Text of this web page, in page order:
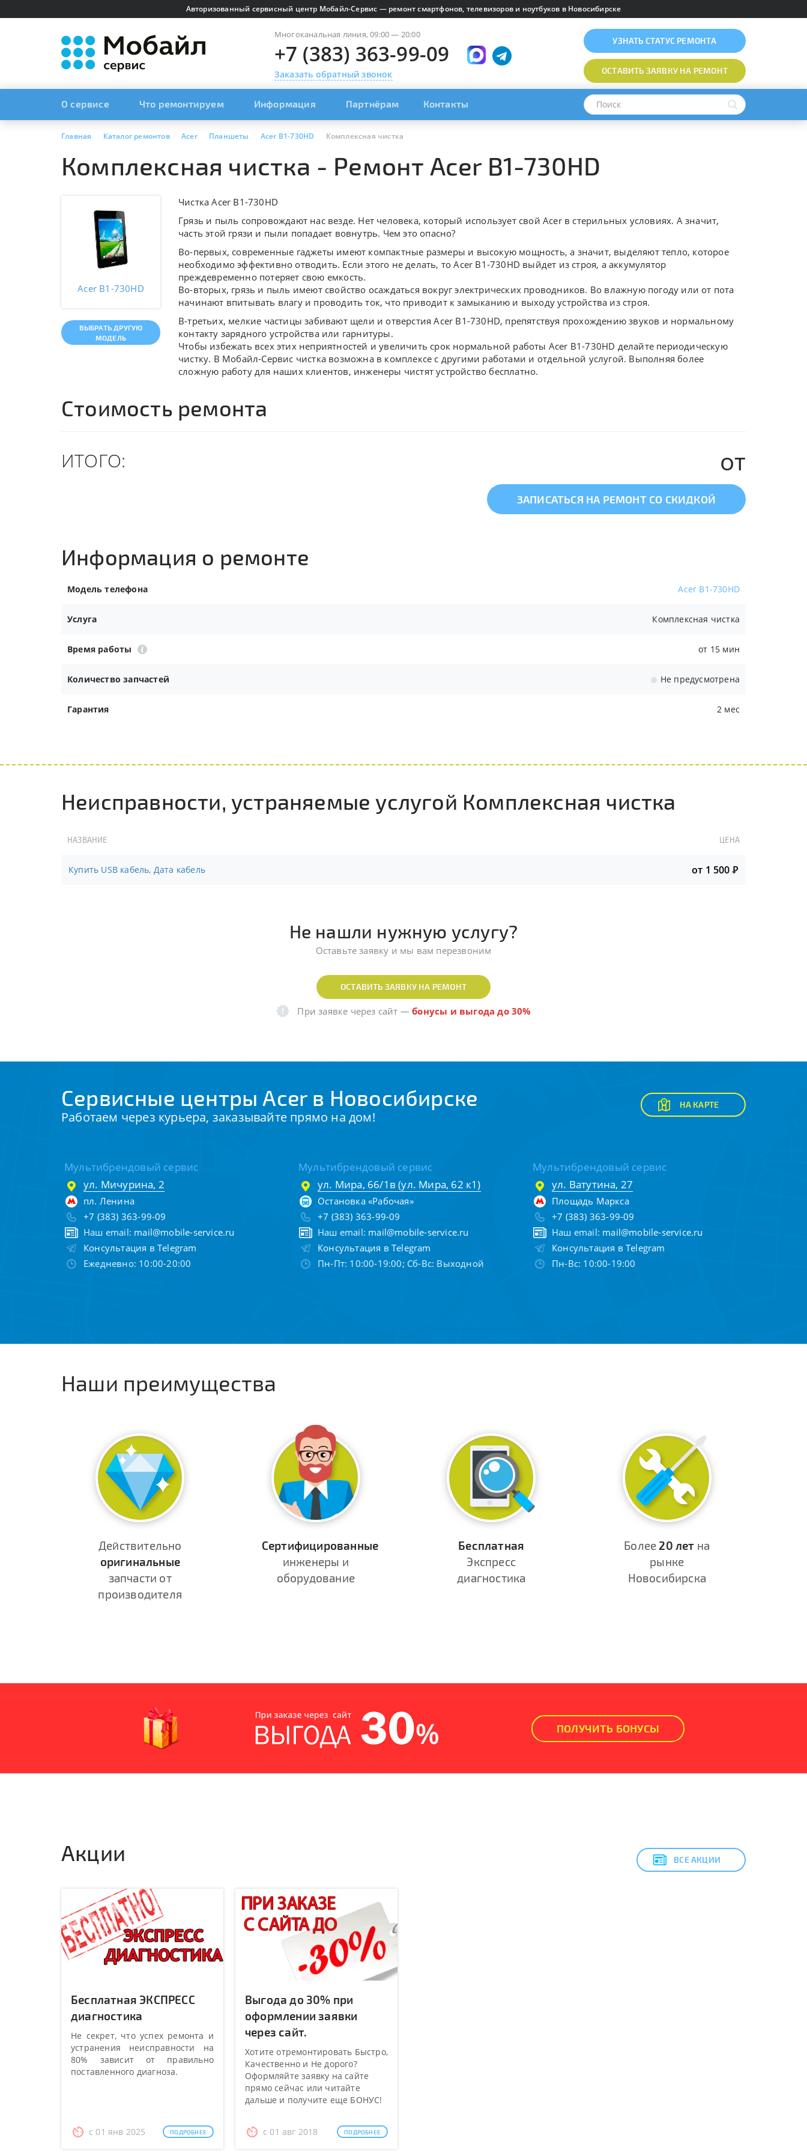
Авторизованный сервисный центр Мобайл-Сервис — ремонт смартфонов, телевизоров и ноутбуков в Новосибирске
Многоканальная линия, 09:00 — 20:00
+7 (383) 363-99-09
Заказать обратный звонок
УЗНАТЬ СТАТУС РЕМОНТА
ОСТАВИТЬ ЗАЯВКУНА РЕМОНТ
О сервисе Что ремонтируем Информация Партнёрам Контакты
Главная Каталог ремонтов Acer Планшеты Acer B1-730HD Комплексная чистка
Комплексная чистка - Ремонт Acer B1-730HD
Acer B1-730HD
ВЫБРАТЬ ДРУГУЮ
МОДЕЛЬ
Чистка Acer B1-730HD
Грязь и пыль сопровождают нас везде. Нет человека, который использует свой Acer в стерильных условиях. А значит,
часть этой грязи и пыли попадает вовнутрь. Чем это опасно?
Во-первых, современные гаджеты имеют компактные размеры и высокую мощность, а значит, выделяют тепло, которое
необходимо эффективно отводить. Если этого не делать, то Acer B1-730HD выйдет из строя, а аккумулятор
преждевременно потеряет свою емкость.
Во-вторых, грязь и пыль имеют свойство осаждаться вокруг электрических проводников. Во влажную погоду или от пота
начинают впитывать влагу и проводить ток, что приводит к замыканию и выходу устройства из строя.
В-третьих, мелкие частицы забивают щели и отверстия Acer B1-730HD, препятствуя прохождению звуков и нормальному
контакту зарядного устройства или гарнитуры.
Чтобы избежать всех этих неприятностей и увеличить срок нормальной работы Acer B1-730HD делайте периодическую
чистку. В Мобайл-Сервис чистка возможна в комплексе с другими работами и отдельной услугой. Выполняя более
сложную работу для наших клиентов, инженеры чистят устройство бесплатно.
Стоимость ремонта
ИТОГО: от
ЗАПИСАТЬСЯ НА РЕМОНТ СО СКИДКОЙ
Информация о ремонте
Модель телефона Acer B1-730HD
Услуга Комплексная чистка
Время работы от 15 мин
Количество запчастей Не предусмотрена
Гарантия 2 мес
Неисправности, устраняемые услугой Комплексная чистка
НАЗВАНИЕ ЦЕНА
Купить USB кабель, Дата кабель от 1 500Р
Не нашли нужную услугу?
Оставьте заявку и мы вам перезвоним
ОСТАВИТЬ ЗАЯВКУ НА РЕМОНТ
При заявке через сайт —бонусы и выгода до 30%
Сервисные центры Acer в Новосибирске
Работаем через курьера, заказывайте прямо на дом!
НА КАРТЕ
Мультибрендовый сервис
ул. Мичурина, 2
пл. Ленина
+7 (383) 363-99-09
Наш email: mail@mobile-service.ru
Консультация в Telegram
Ежедневно: 10:00-20:00
Мультибрендовый сервис
ул. Мира, 66/1в (ул. Мира, 62 к1)
Остановка «Рабочая»
+7 (383) 363-99-09
Наш email: mail@mobile-service.ru
Консультация в Telegram
Пн-Пт: 10:00-19:00; Сб-Вс: Выходной
Мультибрендовый сервис
ул. Ватутина, 27
Площадь Маркса
+7 (383) 363-99-09
Наш email: mail@mobile-service.ru
Консультация в Telegram
Пн-Вс: 10:00-19:00
Наши преимущества
Действительно
оригинальные
запчасти от
производителя
Сертифицированные
инженеры и
оборудование
Бесплатная
Экспресс
диагностика
Более 20 лет на
рынке
Новосибирска
ПОЛУЧИТЬ БОНУСЫ
Акции ВСЕ АКЦИИ
Бесплатная ЭКСПРЕСС
диагностика
Не секрет, что успех ремонта и
устранения неисправности на
80% зависит от правильно
поставленного диагноза.
с 01 янв 2025 ПОДРОБНЕЕ
Выгода до 30% при
оформлении заявки
через сайт.
Хотите отремонтировать Быстро,
Качественно и Не дорого?
Оформляйте заявку на сайте
прямо сейчас или читайте
дальше и получите еще БОНУС!
с 01 авг 2018 ПОДРОБНЕЕ